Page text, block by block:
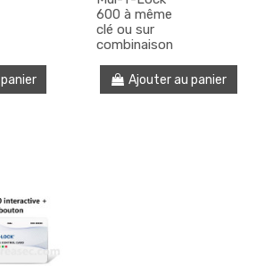
600 à même
clé ou sur
combinaison
Ajouter au panier